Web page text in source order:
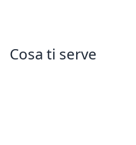
Cosa ti serve